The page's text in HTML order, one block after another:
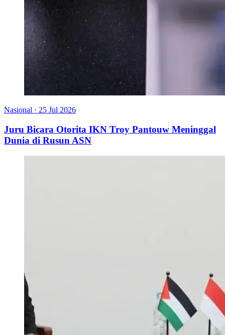
Nasional · 25 Jul 2026
Juru Bicara Otorita IKN Troy Pantouw Meninggal
Dunia di Rusun ASN